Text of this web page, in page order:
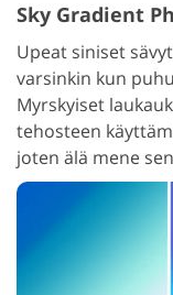
Sky Gradient
Upeat siniset
varsinkin kun
Myrskyiset
tehosteen
joten älä mene